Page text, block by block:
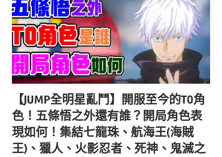
推
薦
自
媒
體。
【JUMP全明星亂鬥】開服至今的T0角
色！五條悟之外還有誰？開局角色表
現如何！集結七龍珠、航海王(海賊
王)、獵人、火影忍者、死神、鬼滅之